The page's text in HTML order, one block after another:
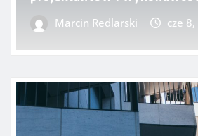
Marcin Redlarski
cze